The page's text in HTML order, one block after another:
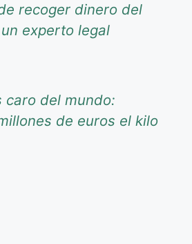
recoger dinero del
experto legal
caro del mundo:
de euros el kilo